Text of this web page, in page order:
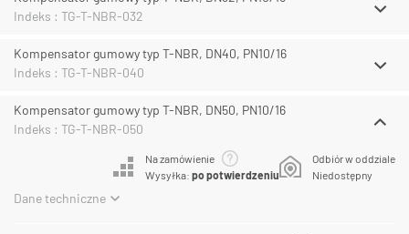
Indeks : TG-T-NBR-032
Kompensator gumowy typ T-NBR, DN40, PN10/16
Indeks : TG-T-NBR-040
Kompensator gumowy typ T-NBR, DN50, PN10/16
Indeks : TG-T-NBR-050
Na zamówienie
Wysyłka: po potwierdzeniu
Odbiór w oddziale
Niedostępny
Dane techniczne